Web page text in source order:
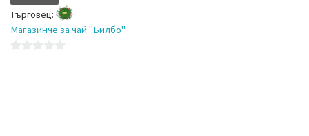
Търговец:
Магазинче за чай "Билбо"